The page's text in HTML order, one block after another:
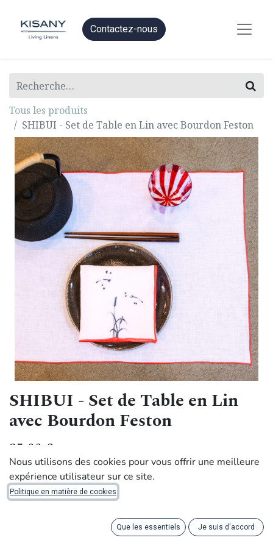
Contactez-nous
Tous les produits
SHIBUI - Set de Table en Lin avec Bourdon Feston
SHIBUI - Set de Table en Lin
avec Bourdon Feston
35,00 €
Handmade with dignity by artisans in Africa
feston dans un rouge vif qui se marie parfaitement avec
Nous utilisons des cookies pour vous offrir une meilleure
expérience utilisateur sur ce site.
Politique en matière de cookies
Que les essentiels Je suis d'accord